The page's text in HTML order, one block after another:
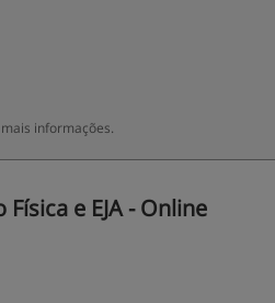
informações.
e EJA - Online